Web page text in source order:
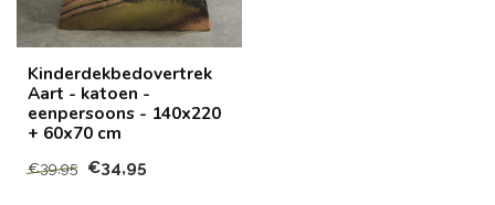
Kinderdekbedovertrek
Aart - katoen -
eenpersoons - 140x220
+ 60x70 cm
€39,95 €34,95